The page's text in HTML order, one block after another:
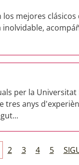
los mejores
inolvidable,
per la
tres anys
2 3 4 5